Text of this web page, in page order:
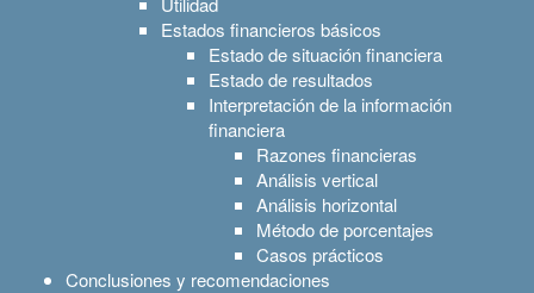
Estados financieros básicos
Estado de situación financiera
Estado de resultados
Interpretación de la información
financiera
Razones financieras
Análisis vertical
Análisis horizontal
Método de porcentajes
Casos prácticos
Conclusiones y recomendaciones